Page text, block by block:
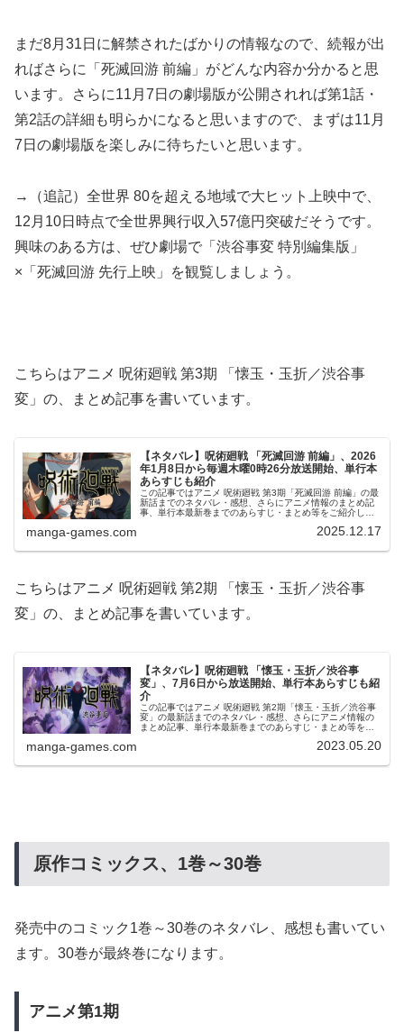
まだ8月31日に解禁されたばかりの情報なので、続報が出
ればさらに「死滅回游 前編」がどんな内容か分かると思
います。さらに11月7日の劇場版が公開されれば第1話・
第2話の詳細も明らかになると思いますので、まずは11月
7日の劇場版を楽しみに待ちたいと思います。
→（追記）全世界 80を超える地域で大ヒット上映中で、
12月10日時点で全世界興行収入57億円突破だそうです。
興味のある方は、ぜひ劇場で「渋谷事変 特別編集版」
×「死滅回游 先行上映」を観覧しましょう。
こちらはアニメ 呪術廻戦 第3期 「懐玉・玉折／渋谷事
変」の、まとめ記事を書いています。
【ネタバレ】呪術廻戦 「死滅回游 前編」、2026
年1月8日から毎週木曜0時26分放送開始、単行本
あらすじも紹介
この記事ではアニメ 呪術廻戦 第3期「死滅回游 前編」の最
新話までのネタバレ・感想、さらにアニメ情報のまとめ記
事、単行本最新巻までのあらすじ・まとめ等をご紹介しま
manga-games.com 2025.12.17
こちらはアニメ 呪術廻戦 第2期 「懐玉・玉折／渋谷事
変」の、まとめ記事を書いています。
【ネタバレ】呪術廻戦 「懐玉・玉折／渋谷事
変」、7月6日から放送開始、単行本あらすじも紹
介
この記事ではアニメ 呪術廻戦 第2期「懐玉・玉折／渋谷事
変」の最新話までのネタバレ・感想、さらにアニメ情報の
まとめ記事、単行本最新巻までのあらすじ・まとめ等をご
manga-games.com 2023.05.20
原作コミックス、1巻～30巻
発売中のコミック1巻～30巻のネタバレ、感想も書いてい
ます。30巻が最終巻になります。
アニメ第1期